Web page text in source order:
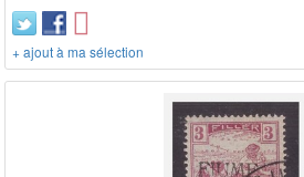
+ ajout à ma sélection